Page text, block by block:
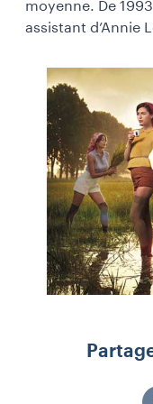
moyenne. De
assistant d’Annie